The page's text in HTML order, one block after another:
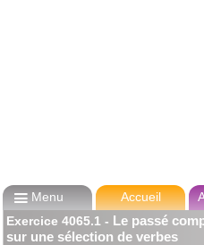
Menu Accueil
Exercice 4065.1 - Le passé
sur une sélection de verbes